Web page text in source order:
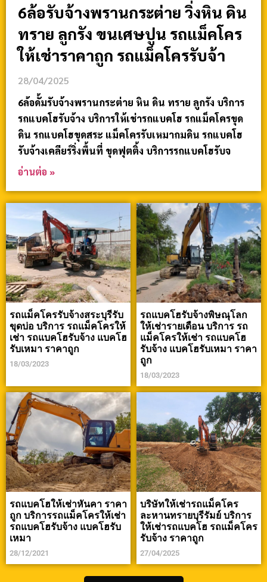
6ล้อรับจ้างพรานกระต่าย วิ่งหิน ดิน
ทราย ลูกรัง ขนเศษปูน รถแม็คโคร
ให้เช่าราคาถูก รถแม็คโครรับจ้า
28/04/2025
6ล้อดั้มรับจ้างพรานกระต่าย หิน ดิน ทราย ลูกรัง บริการ
รถแบคโฮรับจ้าง บริการให้เช่ารถแบคโฮ รถแม็คโครขุด
ดิน รถแบคโฮขุดสระ แม็คโครรับเหมาถมดิน รถแบคโฮ
รับจ้างเคลียร์ริ่งพื้นที่ ขุดฟุตติ้ง บริการรถแบคโฮรับจ
อ่านต่อ »
รถแม็คโครรับจ้างสระบุรีรับ
ขุดบ่อ บริการ รถแม็คโครให้
เช่า รถแบคโฮรับจ้าง แบคโฮ
รับเหมา ราคาถูก
18/03/2023
รถแบคโฮรับจ้างพิษณุโลก
ให้เช่ารายเดือน บริการ รถ
แม็คโครให้เช่า รถแบคโฮ
รับจ้าง แบคโฮรับเหมา ราคา
ถูก
18/03/2023
รถแบคโฮให้เช่าหันคา ราคา
ถูก บริการรถแม็คโครให้เช่า
รถแบคโฮรับจ้าง แบคโฮรับ
เหมา
28/12/2021
บริษัทให้เช่ารถแม็คโคร
ละหานทรายบุรีรัมย์ บริการ
ให้เช่ารถแบคโฮ รถแม็คโคร
รับจ้าง ราคาถูก
27/04/2025